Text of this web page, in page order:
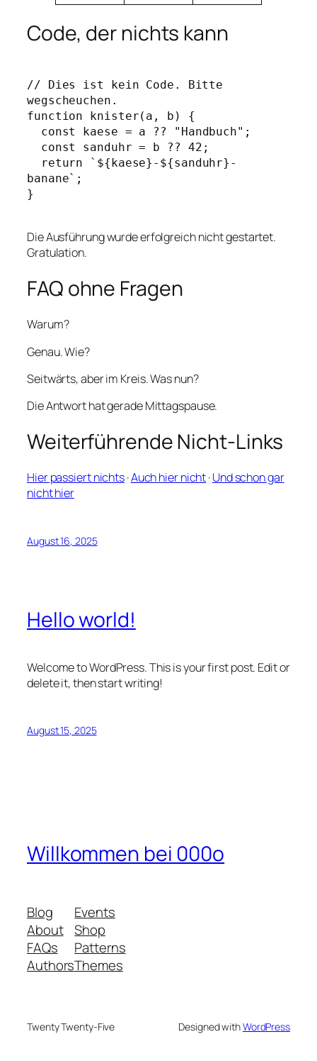
Code, der nichts kann
// Dies ist kein Code. Bitte
wegscheuchen.
function knister(a, b) {
banane`;
}
Die Ausführung wurde erfolgreich nicht gestartet.
Gratulation.
FAQ ohne Fragen
Warum?
Genau. Wie?
Seitwärts, aber im Kreis. Was nun?
Die Antwort hat gerade Mittagspause.
Weiterführende Nicht-Links
Hier passiert nichts·Auch hier nicht·Und schon gar
nicht hier
August 16, 2025
Hello world!
Welcome to WordPress. This is your first post. Edit or
delete it, then start writing!
August 15, 2025
Willkommen bei 000o
Blog
About
FAQs
Authors
Events
Shop
Patterns
Themes
Twenty Twenty-Five Designed withWordPress